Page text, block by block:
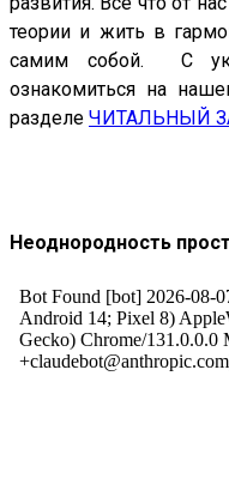
теории и жить в
самим собой. С
ознакомиться на
разделе ЧИТАЛЬНЫЙ
Неоднородность